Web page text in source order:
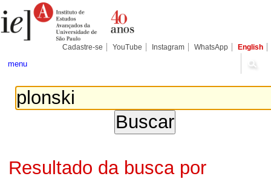
para
conteúdo.
Pessoais
Cadastre-se YouTube Instagram WhatsApp English
menu
Resultado da busca por